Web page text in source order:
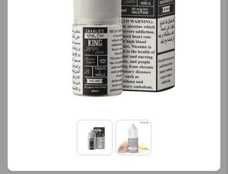
آخرین بروزرسانی
تمامی قیمت ها بروز
افزودن به سبد خرید